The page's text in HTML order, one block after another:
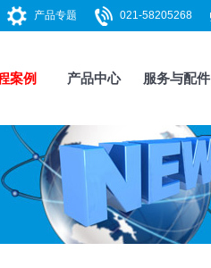
021-58205268
产品专题
案例 产品中心 服务与配件